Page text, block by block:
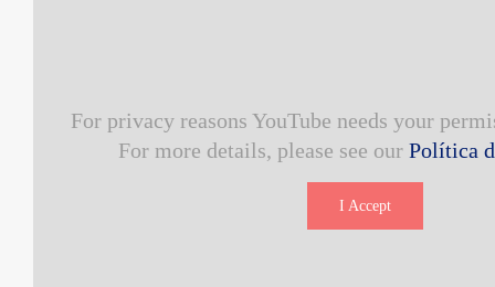
For privacy reasons YouTube needs your
For more details, please see our Política
I Accept